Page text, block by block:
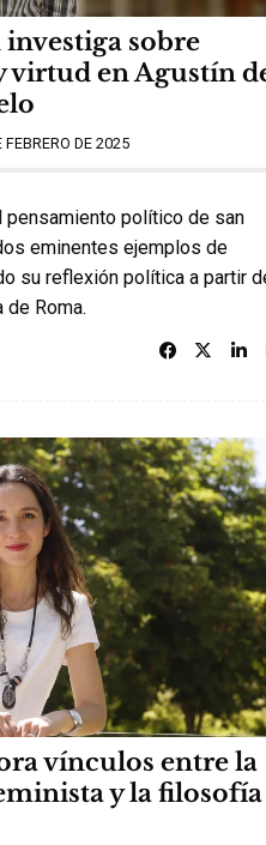
sobre
en Agustín
FEBRERO DE 2025
político de san
eminentes ejemplos de
su reflexión política a partir
Roma.
vínculos entre la
y la filosofía